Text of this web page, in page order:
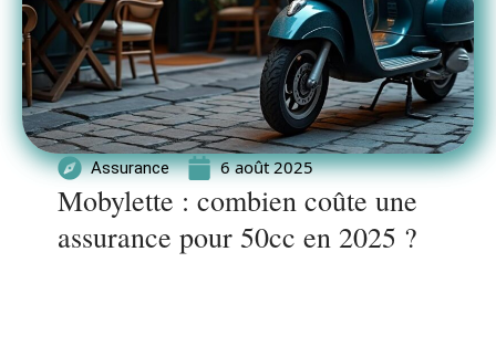
Assurance 6 août 2025
Mobylette : combien coûte une
assurance pour 50cc en 2025 ?